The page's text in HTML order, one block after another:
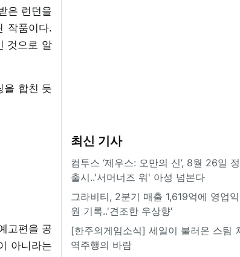
은 런던을
작품이다.
것으로 알
을 합친 듯
고편을 공
아니라는
최신 기사
컴투스 ‘제우스: 오만의 신’, 8월 26일
출시..'서머너즈 워' 아성 넘본다
그라비티, 2분기 매출 1,619억에 영업
원 기록..'견조한 우상향'
[한주의게임소식] 세일이 불러온 스팀
역주행의 바람